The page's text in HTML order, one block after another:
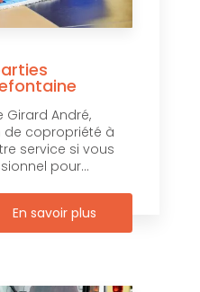
André,
de copropriété à
service si vous
pour...
En savoir plus